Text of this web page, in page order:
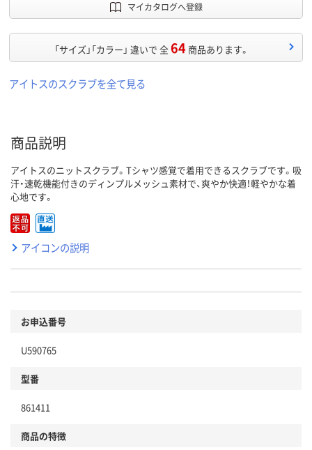
マイカタログへ登録
「サイズ」「カラー」 違いで 全64 商品あります。
アイトスのスクラブを全て見る
商品説明
アイトスのニットスクラブ。Tシャツ感覚で着用できるスクラブです。吸
汗・速乾機能付きのディンプルメッシュ素材で、爽やか快適！軽やかな着
心地です。
アイコンの説明
お申込番号
U590765
型番
861411
商品の特徴